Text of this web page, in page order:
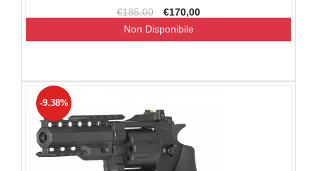
€185,00 €170,00
Non Disponibile
-9.38%